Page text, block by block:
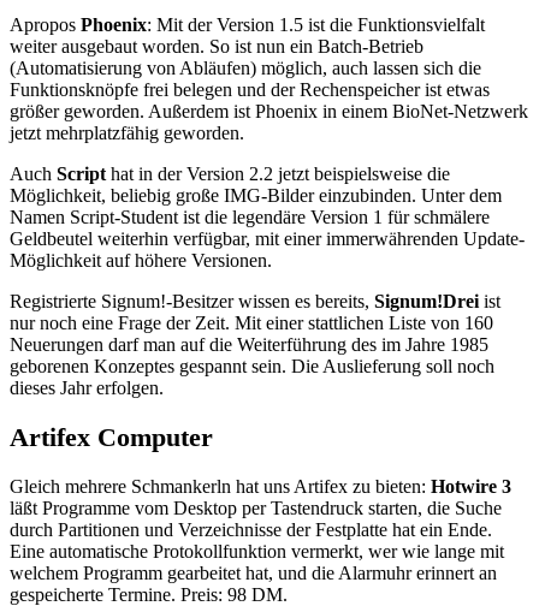
Apropos Phoenix: Mit der Version 1.5 ist die Funktionsvielfalt
weiter ausgebaut worden. So ist nun ein Batch-Betrieb
(Automatisierung von Abläufen) möglich, auch lassen sich die
Funktionsknöpfe frei belegen und der Rechenspeicher ist etwas
größer geworden. Außerdem ist Phoenix in einem BioNet-Netzwerk
jetzt mehrplatzfähig geworden.
Auch Script hat in der Version 2.2 jetzt beispielsweise die
Möglichkeit, beliebig große IMG-Bilder einzubinden. Unter dem
Namen Script-Student ist die legendäre Version 1 für schmälere
Geldbeutel weiterhin verfügbar, mit einer immerwährenden Update-
Möglichkeit auf höhere Versionen.
Registrierte Signum!-Besitzer wissen es bereits, Signum!Drei ist
nur noch eine Frage der Zeit. Mit einer stattlichen Liste von 160
Neuerungen darf man auf die Weiterführung des im Jahre 1985
geborenen Konzeptes gespannt sein. Die Auslieferung soll noch
dieses Jahr erfolgen.
Artifex Computer
Gleich mehrere Schmankerln hat uns Artifex zu bieten: Hotwire 3
läßt Programme vom Desktop per Tastendruck starten, die Suche
durch Partitionen und Verzeichnisse der Festplatte hat ein Ende.
Eine automatische Protokollfunktion vermerkt, wer wie lange mit
welchem Programm gearbeitet hat, und die Alarmuhr erinnert an
gespeicherte Termine. Preis: 98 DM.